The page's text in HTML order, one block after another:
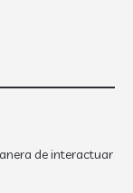
de interactuar